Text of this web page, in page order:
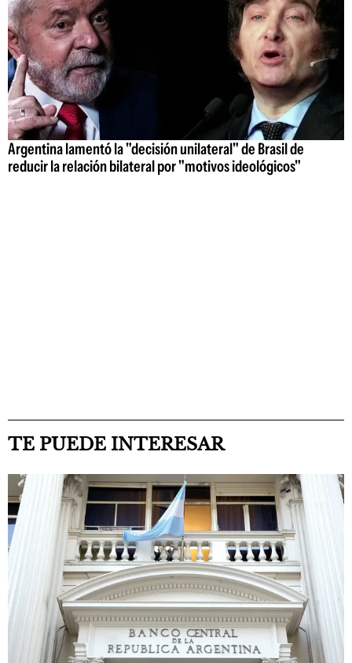
Argentina lamentó la "decisión unilateral" de Brasil de
reducir la relación bilateral por "motivos ideológicos"
TE PUEDE INTERESAR